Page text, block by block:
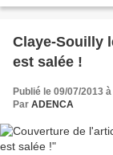
Claye-Souilly
est salée !
Publié le 09/07/2013
Par ADENCA